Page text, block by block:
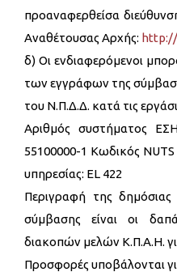
προαναφερθείσα
Αναθέτουσας Αρχής: http://
δ) Οι ενδιαφερόμενοι
των εγγράφων της
του Ν.Π.Δ.Δ. κατά τις
Αριθμός συστήματος
55100000-1 Κωδικός
υπηρεσίας: EL 422
Περιγραφή της δημόσιας
σύμβασης είναι οι
διακοπών μελών Κ.Π.Α.Η.
Προσφορές υποβάλονται